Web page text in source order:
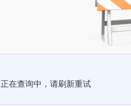
正在查询中，请刷新重试